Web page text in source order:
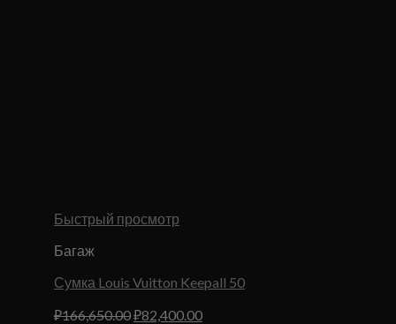
Быстрый просмотр
Багаж
Сумка Louis Vuitton Keepall 50
₽166,650.00Первоначальная
₽82,400.00Текущая